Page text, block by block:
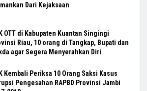
Dari Kejaksaan
OTT di Kabupaten Kuantan Singingi
Riau, 10 orang di Tangkap, Bupati dan
agar Segera Menyerahkan Diri
Kembali Periksa 10 Orang Saksi Kasus
Pengesahan RAPBD Provinsi Jambi